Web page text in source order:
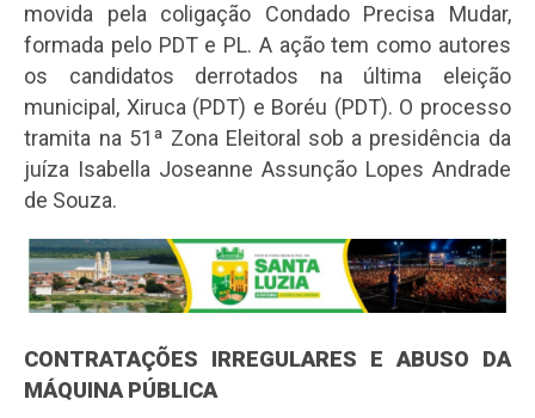
movida pela coligação Condado Precisa Mudar,
formada pelo PDT e PL. A ação tem como autores
os candidatos derrotados na última eleição
municipal, Xiruca (PDT) e Boréu (PDT). O processo
tramita na 51ª Zona Eleitoral sob a presidência da
juíza Isabella Joseanne Assunção Lopes Andrade
de Souza.
CONTRATAÇÕES IRREGULARES E ABUSO DA
MÁQUINA PÚBLICA